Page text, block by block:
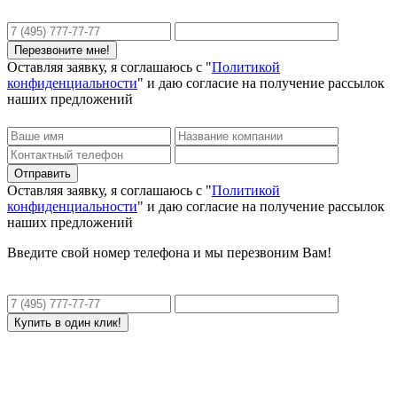
Оставляя заявку, я соглашаюсь с "Политикой
конфиденциальности" и даю согласие на получение рассылок
наших предложений
Оставляя заявку, я соглашаюсь с "Политикой
конфиденциальности" и даю согласие на получение рассылок
наших предложений
Введите свой номер телефона и мы перезвоним Вам!